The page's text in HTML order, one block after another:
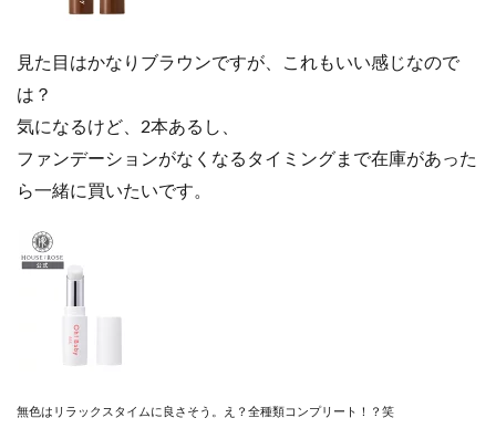
見た目はかなりブラウンですが、これもいい感じなので
は？
気になるけど、2本あるし、
ファンデーションがなくなるタイミングまで在庫があった
ら一緒に買いたいです。
無色はリラックスタイムに良さそう。え？全種類コンプリート！？笑